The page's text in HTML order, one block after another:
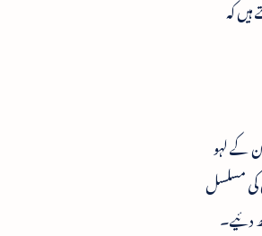
کہ
کے لہو
کی مسلسل
دئیے۔